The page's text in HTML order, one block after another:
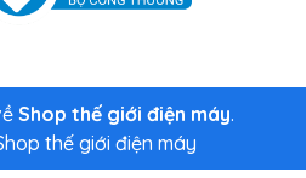
dụng mô phỏng cánh tua bin
năng tạo luồng không khí
quả và giải phóng một lượng
Shop thế giới điện máy.
thế giới điện máy